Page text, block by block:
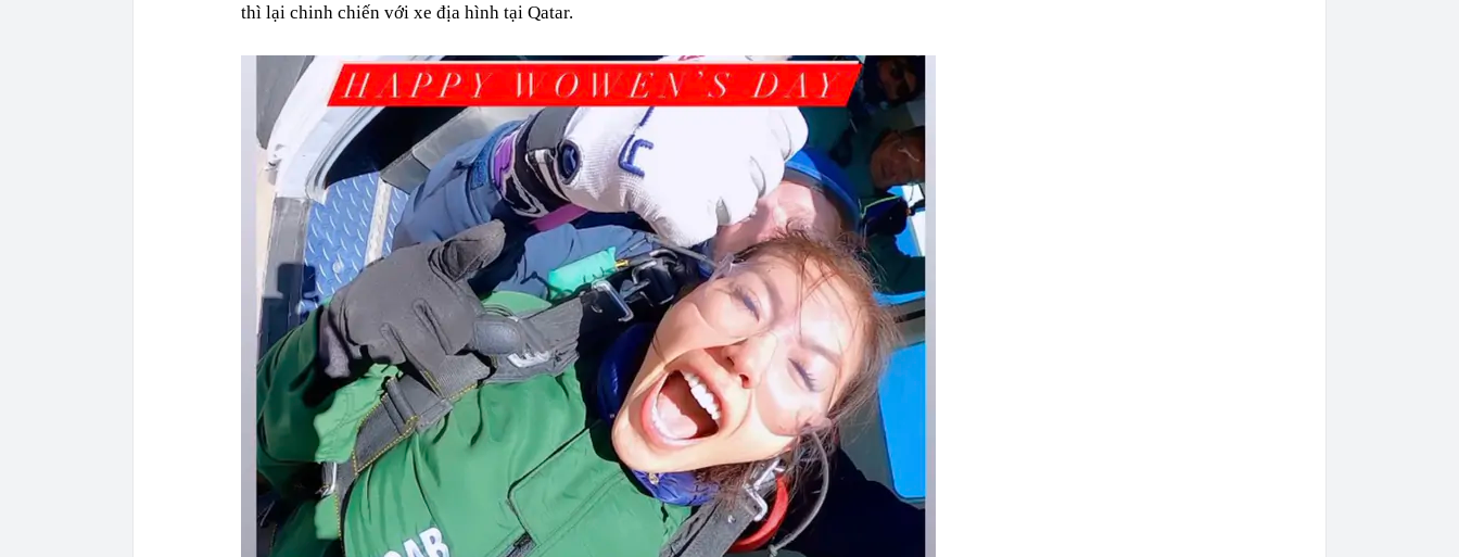
thì lại chinh chiến với xe địa hình tại Qatar.